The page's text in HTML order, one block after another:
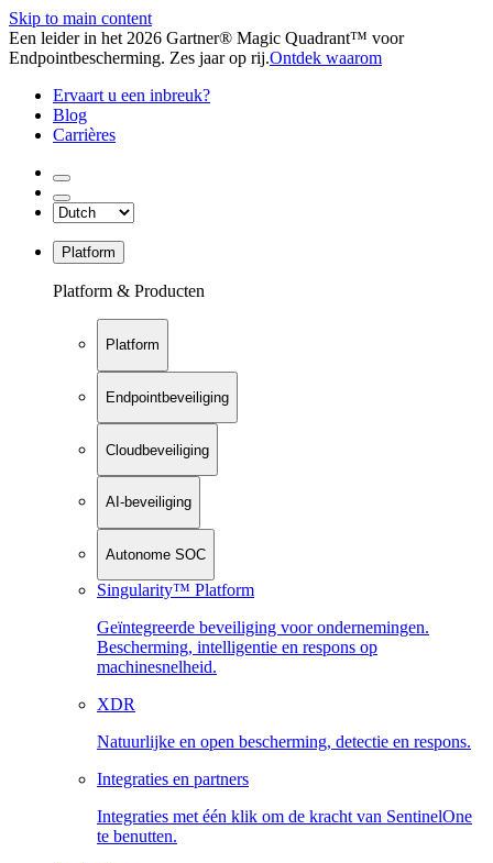
Skip to main content
Een leider in het 2026 Gartner® Magic Quadrant™ voor
Endpointbescherming. Zes jaar op rij.Ontdek waarom
Ervaart u een inbreuk?
Blog
Carrières
Platform
Platform & Producten
Platform
Endpointbeveiliging
Cloudbeveiliging
AI-beveiliging
Autonome SOC
Singularity™ Platform
Geïntegreerde beveiliging voor ondernemingen.
Bescherming, intelligentie en respons op
machinesnelheid.
XDR
Natuurlijke en open bescherming, detectie en respons.
Integraties en partners
Integraties met één klik om de kracht van SentinelOne
te benutten.